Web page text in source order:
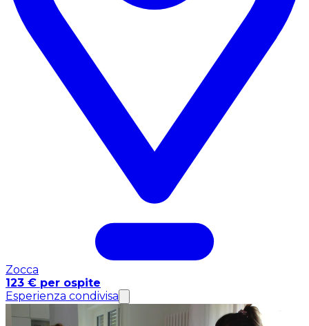
Zocca
123 € per ospite
Esperienza condivisa